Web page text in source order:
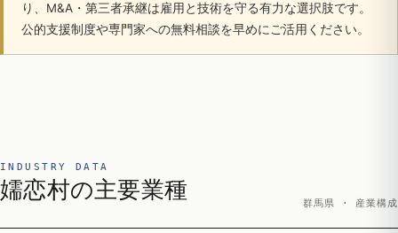
り、M&A・第三者承継は雇用と技術を守る有力な選択肢です。
公的支援制度や専門家への無料相談を早めにご活用ください。
INDUSTRY DATA
嬬恋村の主要業種
群馬県 · 産業構成